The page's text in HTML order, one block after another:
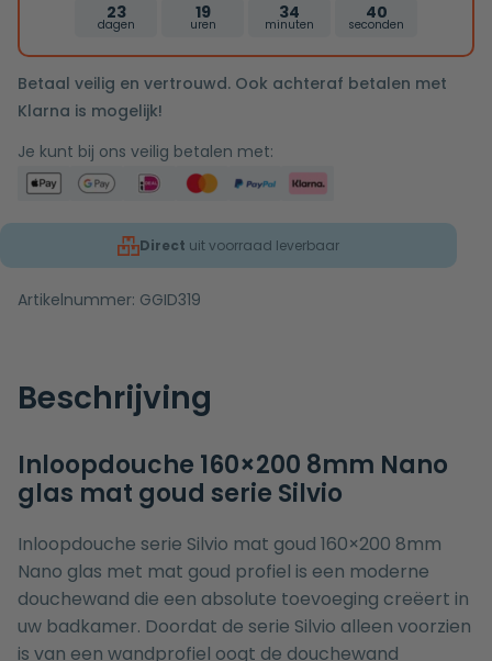
23
dagen
19
uren
34
minuten
40
seconden
Betaal veilig en vertrouwd. Ook achteraf betalen met
Klarna is mogelijk!
Je kunt bij ons veilig betalen met:
Direct uit voorraad leverbaar
Artikelnummer: GGID319
Beschrijving
Inloopdouche 160×200 8mm Nano
glas mat goud serie Silvio
Inloopdouche serie Silvio mat goud 160×200 8mm
Nano glas met mat goud profiel is een moderne
douchewand die een absolute toevoeging creëert in
uw badkamer. Doordat de serie Silvio alleen voorzien
is van een wandprofiel oogt de douchewand